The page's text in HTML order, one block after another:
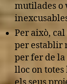
mutilades o
Per això,
per establir
per fer de
lloc on